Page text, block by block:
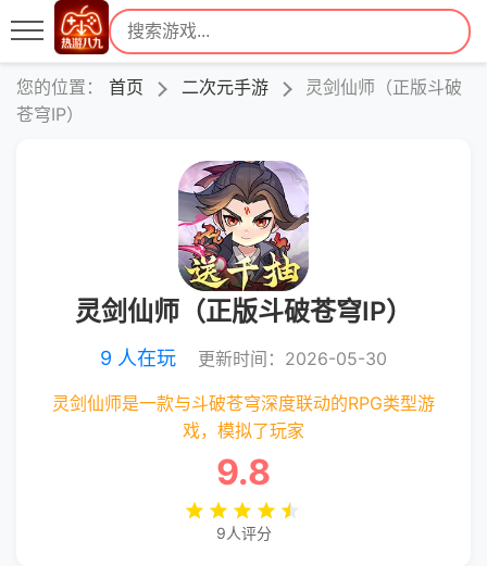
您的位置： 首页 二次元手游
灵剑仙师（正版斗破
苍穹IP）
灵剑仙师（正版斗破苍穹IP）
9 人在玩 更新时间：2026-05-30
灵剑仙师是一款与斗破苍穹深度联动的RPG类型游
戏，模拟了玩家
9.8
9人评分